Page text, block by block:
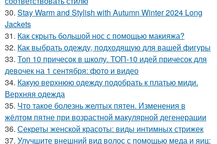
30. Stay Warm and Stylish with Autumn Winter 2024 Long
Jackets
31. Как скрыть большой нос с помощью макияжа?
32. Как выбрать одежду, подходящую для вашей фигуры
33. Топ 10 причесок в школу. ТОП-10 идей причесок для
девочек на 1 сентября: фото и видео
34. Какую верхнюю одежду подобрать к платью миди.
Верхняя одежда
35. Что такое болезнь желтых пятен. Изменения в
жёлтом пятне при возрастной макулярной дегенерации
36. Секреты женской красоты: виды интимных стрижек
37. Улучшите внешний вид волос с помощью меда и яиц: